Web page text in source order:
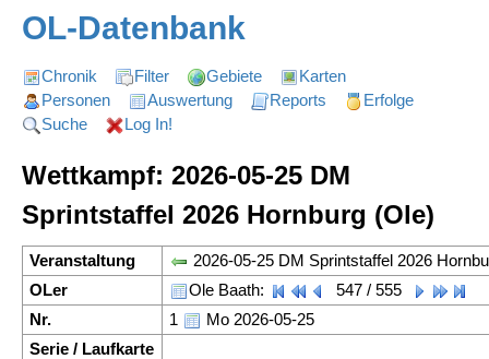
OL-Datenbank
Chronik Filter Gebiete
Karten
Personen
Auswertung Reports
Erfolge
Suche
Log In!
Wettkampf: 2026-05-25 DM
Sprintstaffel 2026 Hornburg (Ole)
Veranstaltung
2026-05-25 DM Sprintstaffel 2026
OLer
Ole Baath:
547 / 555
Nr.
1
Mo 2026-05-25
Serie / Laufkarte